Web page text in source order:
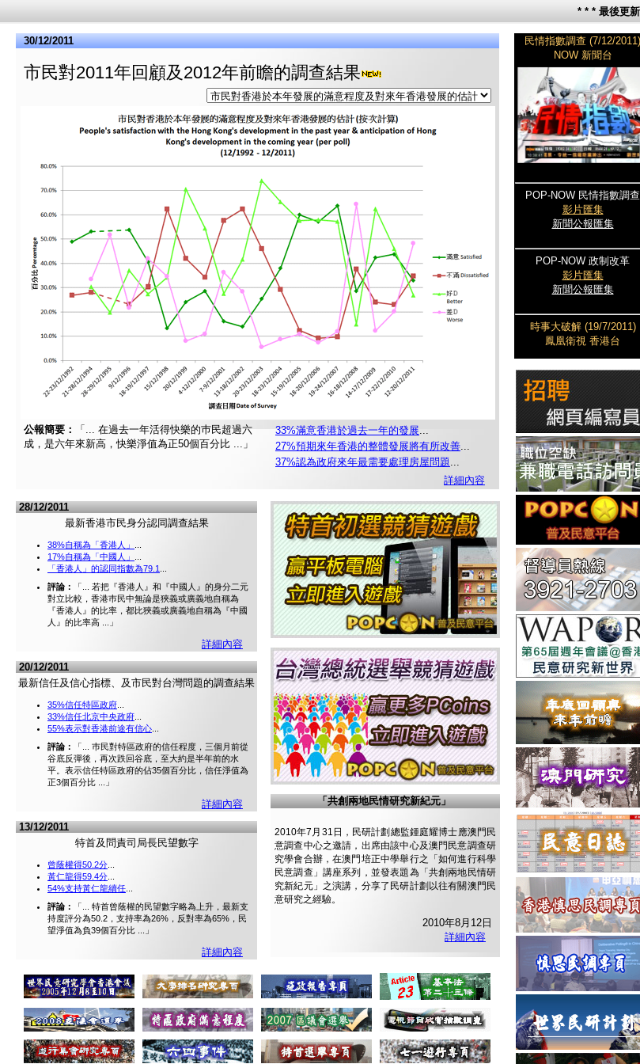
* * * 最後更新 -
30/12/2011
市民對2011年回顧及2012年前瞻的調查結果
公報簡要： 「... 在過去一年活得快樂的巿民超過六
成，是六年來新高，快樂淨值為正50個百分比 ...」
33%滿意香港於過去一年的發展...
27%預期來年香港的整體發展將有所改善...
37%認為政府來年最需要處理房屋問題...
詳細內容
民情指數調查 (7/12/2011)
NOW 新聞台
POP-NOW 民情指數調查
影片匯集
新聞公報匯集
POP-NOW 政制改革
影片匯集
新聞公報匯集
時事大破解 (19/7/2011)
鳳凰衛視 香港台
28/12/2011
最新香港市民身分認同調查結果
38%自稱為「香港人」
17%自稱為「中國人」
「香港人」的認同指數為79.1
評論：
「... 若把『香港人』和『中國人』的身分二元
對立比較，香港巿民中無論是狹義或廣義地自稱為
『香港人』的比率，都比狹義或廣義地自稱為『中國
人』的比率高 ...」
詳細內容
20/12/2011
最新信任及信心指標、及市民對台灣問題的調查結果
35%信任特區政府
33%信任北京中央政府
55%表示對香港前途有信心
評論：
「... 巿民對特區政府的信任程度，三個月前從
谷底反彈後，再次跌回谷底，至大約是半年前的水
平。表示信任特區政府的佔35個百分比，信任淨值為
正3個百分比 ...」
詳細內容
13/12/2011
特首及問責司局長民望數字
曾蔭權得50.2分
黃仁龍得59.4分
54%支持黃仁龍續任
評論：
「... 特首曾蔭權的民望數字略為上升，最新支
持度評分為50.2，支持率為26%，反對率為65%，民
望淨值為負39個百分比 ...」
詳細內容
「共創兩地民情研究新紀元」
2010年7月31日，民研計劃總監鍾庭耀博士應澳門民
意調查中心之邀請，出席由該中心及澳門民意調查研
究學會合辦，在澳門培正中學舉行之「如何進行科學
民意調查」講座系列，並發表題為「共創兩地民情研
究新紀元」之演講，分享了民研計劃以往有關澳門民
意研究之經驗。
2010年8月12日
詳細內容